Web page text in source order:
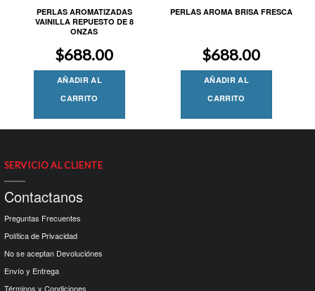
PERLAS AROMATIZADAS
VAINILLA REPUESTO DE 8
ONZAS
$688.00
AÑADIR AL
CARRITO
PERLAS AROMA BRISA FRESCA
$688.00
AÑADIR AL
CARRITO
SERVICIO AL CLIENTE
Contactanos
Preguntas Frecuentes
Política de Privacidad
No se aceptan Devoluciónes
Envío y Entrega
Términos y Condiciones